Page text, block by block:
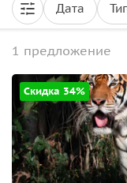
Дата
1 предложение
Скидка 34%